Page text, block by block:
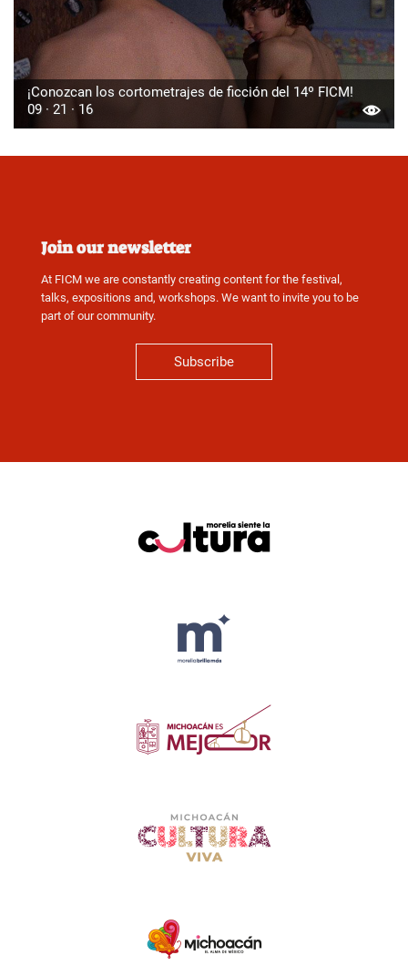
¡Conozcan los cortometrajes de ficción del 14º FICM!
09 · 21 · 16
Join our newsletter
At FICM we are constantly creating content for the festival,
talks, expositions and, workshops. We want to invite you to be
part of our community.
Subscribe